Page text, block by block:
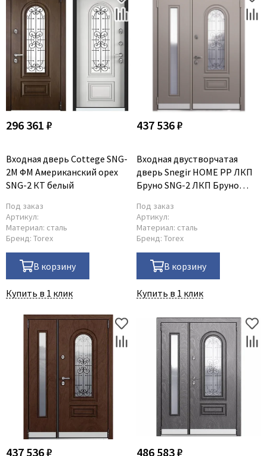
296 361 ₽
Входная дверь Cottege SNG-
2M ФM Американский орех
SNG-2 КТ белый
Под заказ
Артикул:
Материал: сталь
Бренд: Torex
В корзину
Купить в 1 клик
437 536 ₽
Входная двустворчатая
дверь Snegir HOME PP ЛКП
Бруно SNG-2 ЛКП Бруно
Под заказ
Артикул:
Материал: сталь
Бренд: Torex
В корзину
Купить в 1 клик
437 536 ₽ 486 583 ₽